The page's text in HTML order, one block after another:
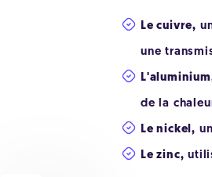
Le cuivre,
une
de la
Le nickel,
Le zinc,